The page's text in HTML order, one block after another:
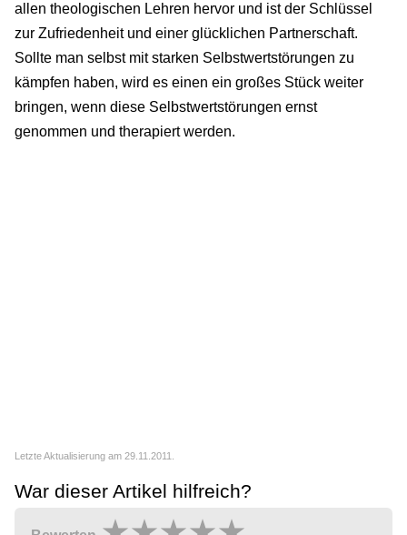
allen theologischen Lehren hervor und ist der Schlüssel
zur Zufriedenheit und einer glücklichen Partnerschaft.
Sollte man selbst mit starken Selbstwertstörungen zu
kämpfen haben, wird es einen ein großes Stück weiter
bringen, wenn diese Selbstwertstörungen ernst
genommen und therapiert werden.
Letzte Aktualisierung am 29.11.2011.
War dieser Artikel hilfreich?